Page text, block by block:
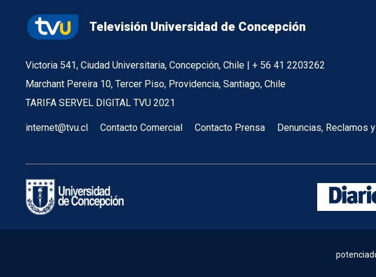
Televisión Universidad de Concepción
Victoria 541, Ciudad Universitaria, Concepción, Chile | + 56 41 2203262
Marchant Pereira 10, Tercer Piso, Providencia, Santiago, Chile
TARIFA SERVEL DIGITAL TVU 2021
internet@tvu.cl Contacto Comercial Contacto Prensa Denuncias, Reclamos